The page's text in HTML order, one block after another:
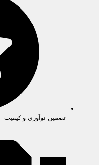
تضمین نوآوری و کیفیت